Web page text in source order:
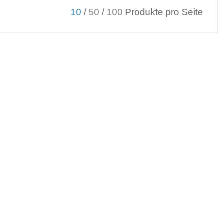
10 / 50 / 100 Produkte pro Seite